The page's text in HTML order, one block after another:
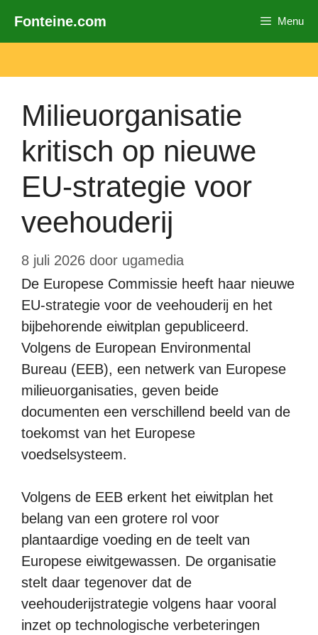
naar
inhoud
Fonteine.com Menu
Milieuorganisatie
kritisch op nieuwe
EU-strategie voor
veehouderij
8 juli 2026 door ugamedia
De Europese Commissie heeft haar nieuwe
EU-strategie voor de veehouderij en het
bijbehorende eiwitplan gepubliceerd.
Volgens de European Environmental
Bureau (EEB), een netwerk van Europese
milieuorganisaties, geven beide
documenten een verschillend beeld van de
toekomst van het Europese
voedselsysteem.
Volgens de EEB erkent het eiwitplan het
belang van een grotere rol voor
plantaardige voeding en de teelt van
Europese eiwitgewassen. De organisatie
stelt daar tegenover dat de
veehouderijstrategie volgens haar vooral
inzet op technologische verbeteringen